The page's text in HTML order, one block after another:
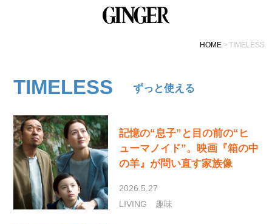
HOME TIMELESS
TIMELESS ずっと使える
記憶の“息子”と目の前の“ヒ
ューマノイド”。映画『箱の中
の羊』が問い直す家族像
2026.5.27
LIVING
趣味